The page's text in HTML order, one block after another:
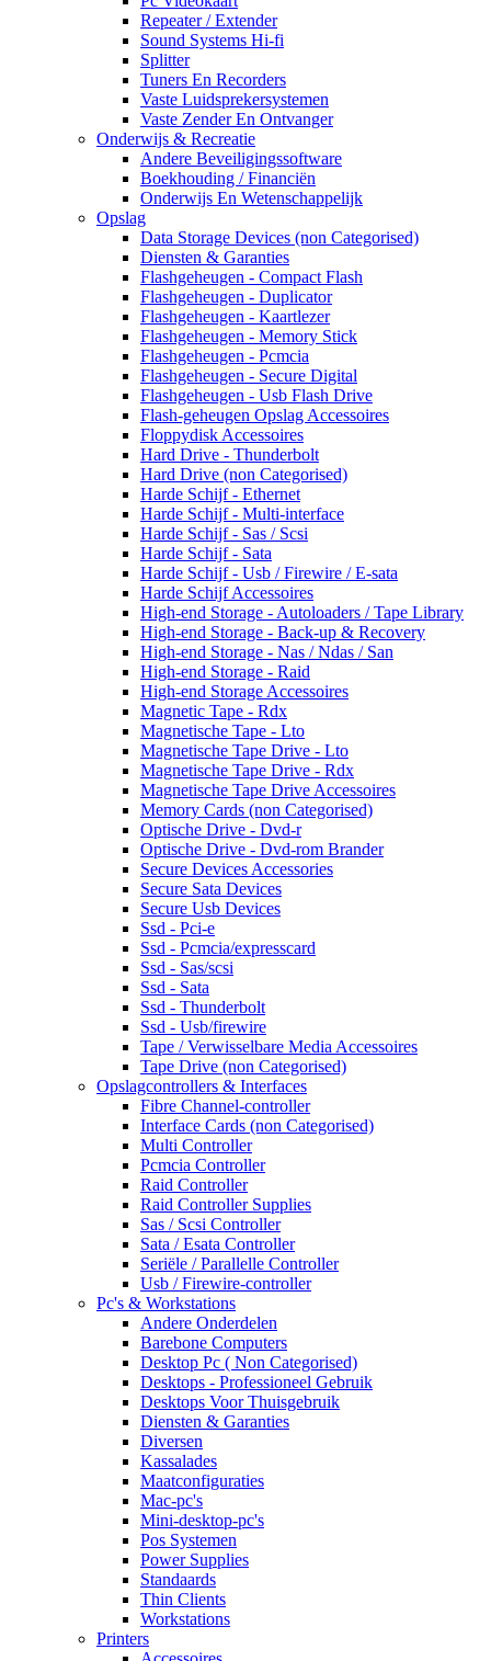
Repeater / Extender
Sound Systems Hi-fi
Splitter
Tuners En Recorders
Vaste Luidsprekersystemen
Vaste Zender En Ontvanger
Onderwijs & Recreatie
Andere Beveiligingssoftware
Boekhouding / Financiën
Onderwijs En Wetenschappelijk
Opslag
Data Storage Devices (non Categorised)
Diensten & Garanties
Flashgeheugen - Compact Flash
Flashgeheugen - Duplicator
Flashgeheugen - Kaartlezer
Flashgeheugen - Memory Stick
Flashgeheugen - Pcmcia
Flashgeheugen - Secure Digital
Flashgeheugen - Usb Flash Drive
Flash-geheugen Opslag Accessoires
Floppydisk Accessoires
Hard Drive - Thunderbolt
Hard Drive (non Categorised)
Harde Schijf - Ethernet
Harde Schijf - Multi-interface
Harde Schijf - Sas / Scsi
Harde Schijf - Sata
Harde Schijf - Usb / Firewire / E-sata
Harde Schijf Accessoires
High-end Storage - Autoloaders / Tape Library
High-end Storage - Back-up & Recovery
High-end Storage - Nas / Ndas / San
High-end Storage - Raid
High-end Storage Accessoires
Magnetic Tape - Rdx
Magnetische Tape - Lto
Magnetische Tape Drive - Lto
Magnetische Tape Drive - Rdx
Magnetische Tape Drive Accessoires
Memory Cards (non Categorised)
Optische Drive - Dvd-r
Optische Drive - Dvd-rom Brander
Secure Devices Accessories
Secure Sata Devices
Secure Usb Devices
Ssd - Pci-e
Ssd - Pcmcia/expresscard
Ssd - Sas/scsi
Ssd - Sata
Ssd - Thunderbolt
Ssd - Usb/firewire
Tape / Verwisselbare Media Accessoires
Tape Drive (non Categorised)
Opslagcontrollers & Interfaces
Fibre Channel-controller
Interface Cards (non Categorised)
Multi Controller
Pcmcia Controller
Raid Controller
Raid Controller Supplies
Sas / Scsi Controller
Sata / Esata Controller
Seriële / Parallelle Controller
Usb / Firewire-controller
Pc's & Workstations
Andere Onderdelen
Barebone Computers
Desktop Pc ( Non Categorised)
Desktops - Professioneel Gebruik
Desktops Voor Thuisgebruik
Diensten & Garanties
Diversen
Kassalades
Maatconfiguraties
Mac-pc's
Mini-desktop-pc's
Pos Systemen
Power Supplies
Standaards
Thin Clients
Workstations
Printers